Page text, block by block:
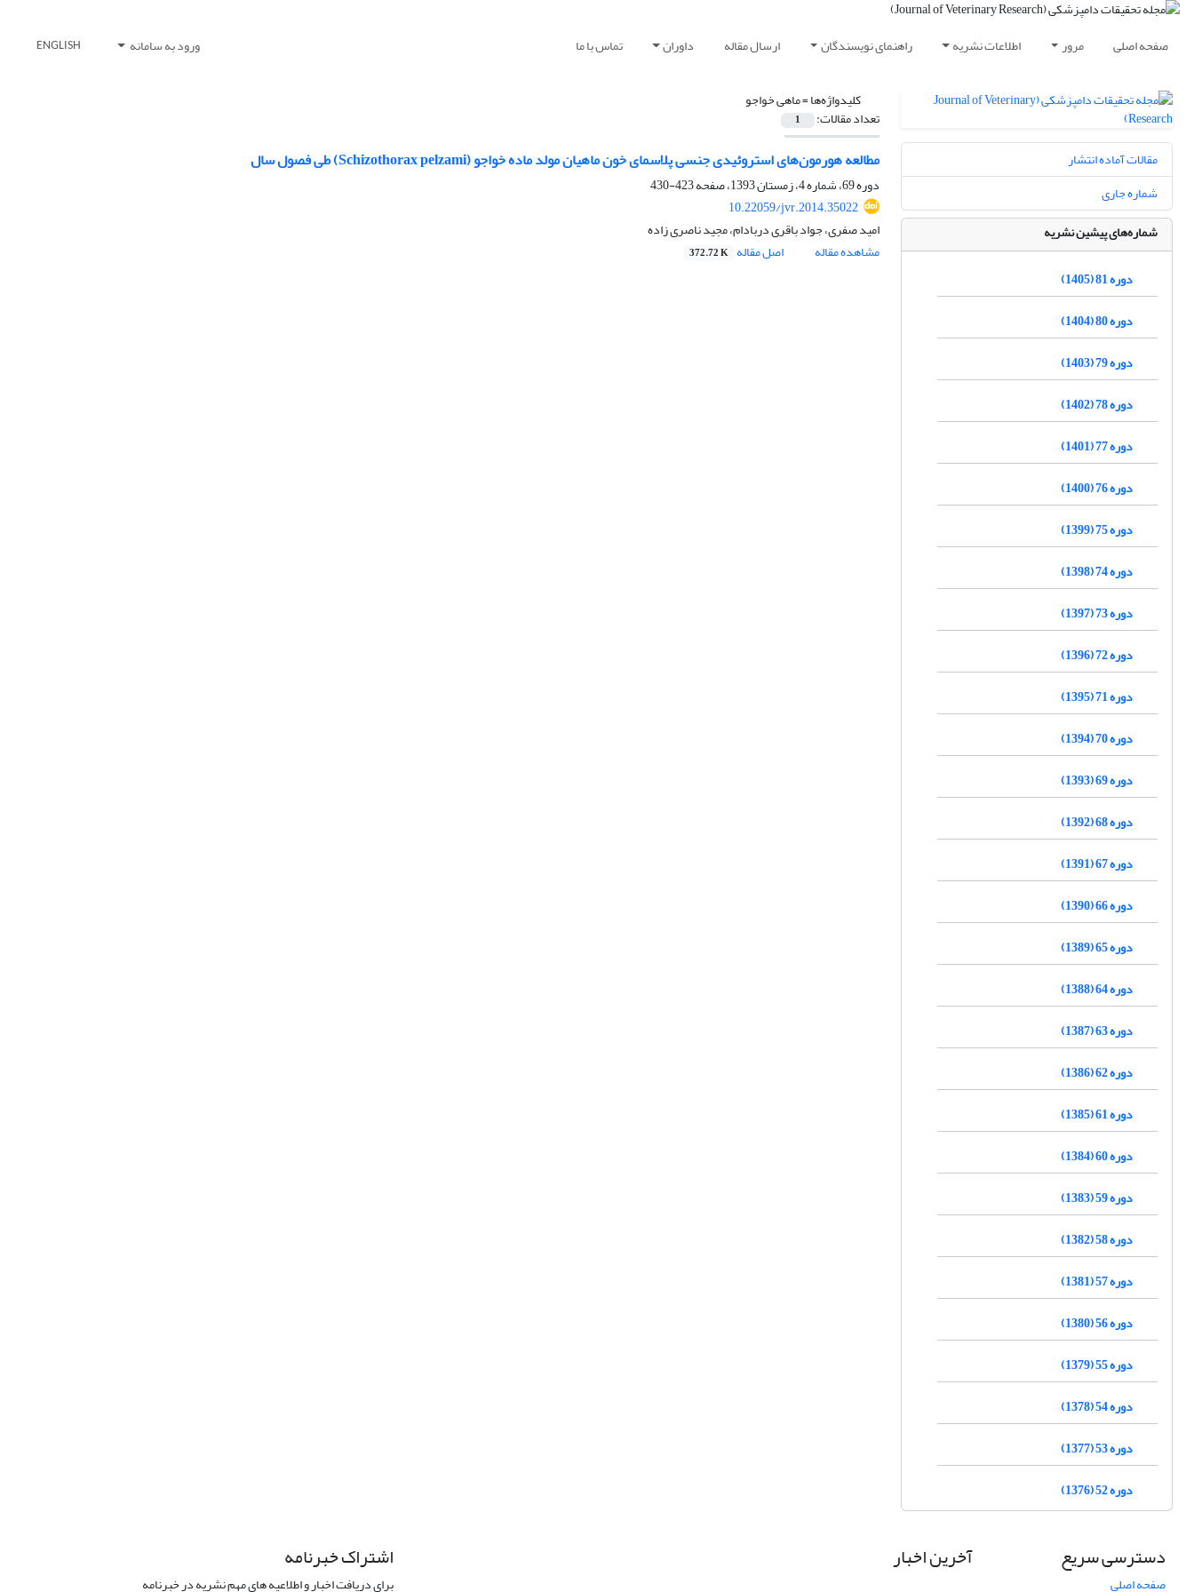
صفحه اصلی مرور اطلاعات نشریه راهنمای نویسندگان ارسال مقاله داوران تماس با ما ورود به سامانه ENGLISH
کلیدواژه‌ها =ماهی خواجو
تعداد مقالات: 1
مطالعه هورمون‌های استروئیدی جنسی پلاسمای خون ماهیان مولد ماده خواجو ‌(Schizothorax pelzami) طی فصول سال
دوره 69، شماره 4، زمستان 1393، صفحه
423-430
10.22059/jvr.2014.35022
امید صفری، جواد باقری دربادام، مجید ناصری زاده
مشاهده مقاله
اصل مقاله 372.72 K
مقالات آماده انتشار
شماره جاری
شماره‌های پیشین نشریه
دوره 81 (1405)
دوره 80 (1404)
دوره 79 (1403)
دوره 78 (1402)
دوره 77 (1401)
دوره 76 (1400)
دوره 75 (1399)
دوره 74 (1398)
دوره 73 (1397)
دوره 72 (1396)
دوره 71 (1395)
دوره 70 (1394)
دوره 69 (1393)
دوره 68 (1392)
دوره 67 (1391)
دوره 66 (1390)
دوره 65 (1389)
دوره 64 (1388)
دوره 63 (1387)
دوره 62 (1386)
دوره 61 (1385)
دوره 60 (1384)
دوره 59 (1383)
دوره 58 (1382)
دوره 57 (1381)
دوره 56 (1380)
دوره 55 (1379)
دوره 54 (1378)
دوره 53 (1377)
دوره 52 (1376)
دسترسی سریع
صفحه اصلی
آخرین اخبار اشتراک خبرنامه
برای دریافت اخبار و اطلاعیه های مهم نشریه در خبرنامه